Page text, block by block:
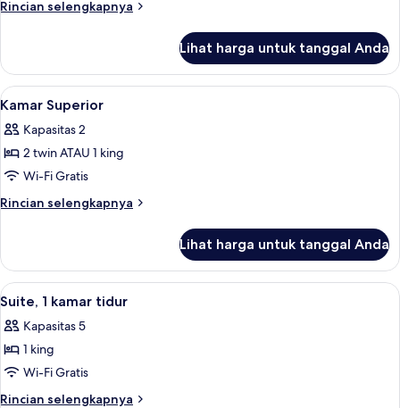
Rincian selengkapnya
Rincian
Kamar
Premium
Lihat harga untuk tanggal Anda
Lihat
semua
foto
untuk
Kamar
Superior
Kamar Superior | Seprai premium,
3
Kamar Superior
Kapasitas 2
2 twin ATAU 1 king
Wi-Fi Gratis
Rincian selengkapnya
Rincian
Kamar
Superior
Lihat harga untuk tanggal Anda
Lihat
semua
foto
untuk
Suite,
1
Suite, 1 kamar tidur | Seprai
4
Suite, 1 kamar tidur
Kapasitas 5
1 king
Wi-Fi Gratis
Rincian selengkapnya
Rincian